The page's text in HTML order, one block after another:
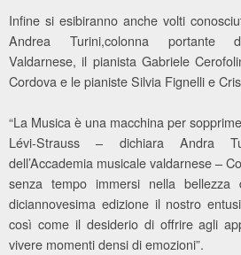
Infine si esibiranno anche volti
Andrea Turini,colonna portante
Valdarnese, il pianista Gabriele
Cordova e le pianiste Silvia Fignelli e
“La Musica è una macchina per
Lévi-Strauss – dichiara Andra
dell’Accademia musicale valdarnese –
senza tempo immersi nella bellezza
diciannovesima edizione il nostro
così come il desiderio di offrire agli
vivere momenti densi di emozioni”.